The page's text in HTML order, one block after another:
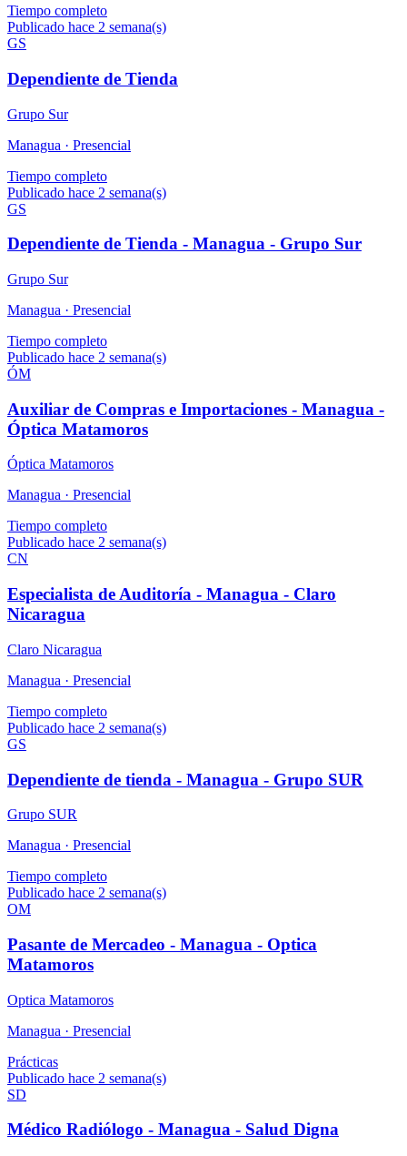
Tiempo completo
Publicado hace 2 semana(s)
GS
Dependiente de Tienda
Grupo Sur
Managua · Presencial
Tiempo completo
Publicado hace 2 semana(s)
GS
Dependiente de Tienda - Managua - Grupo Sur
Grupo Sur
Managua · Presencial
Tiempo completo
Publicado hace 2 semana(s)
ÓM
Auxiliar de Compras e Importaciones - Managua -
Óptica Matamoros
Óptica Matamoros
Managua · Presencial
Tiempo completo
Publicado hace 2 semana(s)
CN
Especialista de Auditoría - Managua - Claro
Nicaragua
Claro Nicaragua
Managua · Presencial
Tiempo completo
Publicado hace 2 semana(s)
GS
Dependiente de tienda - Managua - Grupo SUR
Grupo SUR
Managua · Presencial
Tiempo completo
Publicado hace 2 semana(s)
OM
Pasante de Mercadeo - Managua - Optica
Matamoros
Optica Matamoros
Managua · Presencial
Prácticas
Publicado hace 2 semana(s)
SD
Médico Radiólogo - Managua - Salud Digna